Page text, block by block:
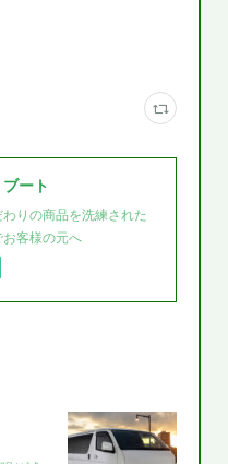
ート
りの商品を洗練された
お客様の元へ